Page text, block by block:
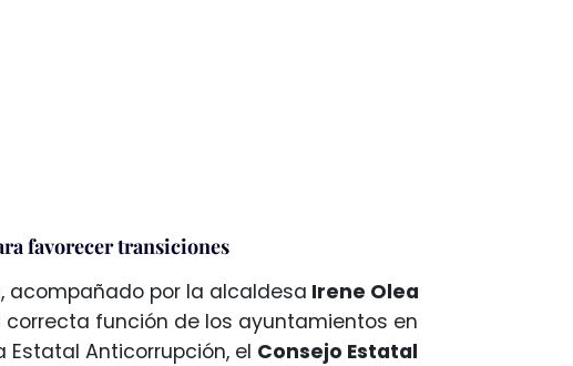
favorecer transiciones
, acompañado por la alcaldesa Irene Olea
función de los ayuntamientos en
Estatal Anticorrupción, el Consejo Estatal